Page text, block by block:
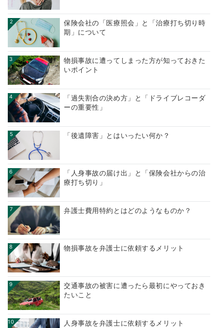
2
保険会社の「医療照会」と「治療打ち切り時
期」について
3
物損事故に遭ってしまった方が知っておきた
いポイント
4
「過失割合の決め方」と「ドライブレコーダ
ーの重要性」
5 「後遺障害」とはいったい何か？
6
「人身事故の届け出」と「保険会社からの治
療打ち切り」
7 弁護士費用特約とはどのようなものか？
8 物損事故を弁護士に依頼するメリット
9
交通事故の被害に遭ったら最初にやっておき
たいこと
10 人身事故を弁護士に依頼するメリット